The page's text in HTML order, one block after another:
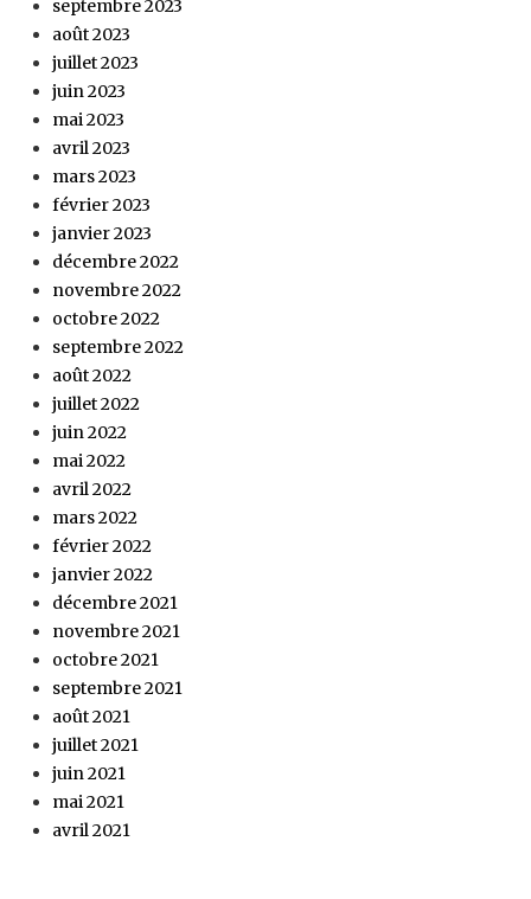
septembre 2023
août 2023
juillet 2023
juin 2023
mai 2023
avril 2023
mars 2023
février 2023
janvier 2023
décembre 2022
novembre 2022
octobre 2022
septembre 2022
août 2022
juillet 2022
juin 2022
mai 2022
avril 2022
mars 2022
février 2022
janvier 2022
décembre 2021
novembre 2021
octobre 2021
septembre 2021
août 2021
juillet 2021
juin 2021
mai 2021
avril 2021